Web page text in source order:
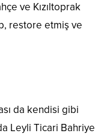
ve Kızıltoprak
restore etmiş ve
da kendisi gibi
Leyli Ticari Bahriye